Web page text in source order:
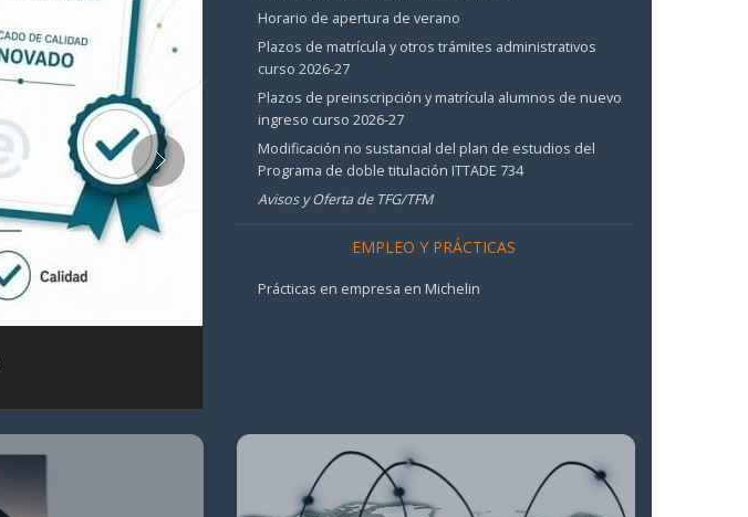
Horario de apertura de verano
Plazos de matrícula y otros trámites administrativos
curso 2026-27
Plazos de preinscripción y matrícula alumnos de nuevo
ingreso curso 2026-27
Modificación no sustancial del plan de estudios del
Programa de doble titulación ITTADE 734
Avisos y Oferta de TFG/TFM
EMPLEO Y PRÁCTICAS
Prácticas en empresa en Michelin